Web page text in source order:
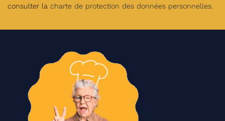
consulter la charte de protection des données personnelles